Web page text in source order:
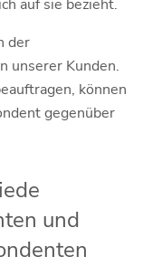
auf sie bezieht.
der
unserer Kunden.
können
gegenüber
und